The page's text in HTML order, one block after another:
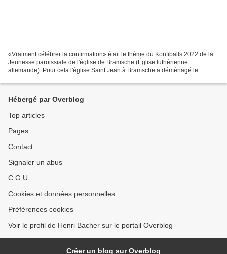
«Vraiment célébrer la confirmation» était le thème du Konfiballs 2022 de la
Jeunesse paroissiale de l'église de Bramsche (Église luthérienne
allemande). Pour cela l'église Saint Jean à Bramsche a déménagé le
Hébergé par Overblog
Top articles
Pages
Contact
Signaler un abus
C.G.U.
Cookies et données personnelles
Préférences cookies
Voir le profil de Henri Bacher sur le portail Overblog
Créer un blog sur Overblog